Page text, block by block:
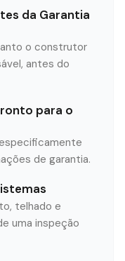
da Garantia
o construtor
antes do
para o
de garantia.
telhado e
uma inspeção